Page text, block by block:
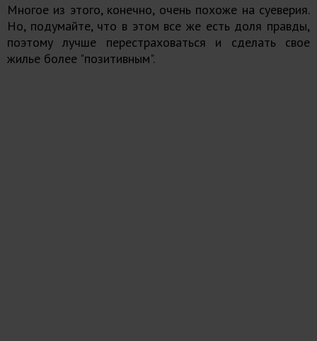
Многое из этого, конечно, очень похоже на суеверия.
Но, подумайте, что в этом все же есть доля правды,
поэтому лучше перестраховаться и сделать свое
жилье более "позитивным".